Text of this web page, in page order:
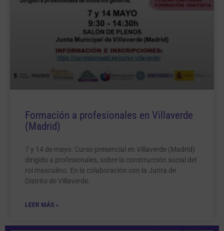
Formación a profesionales en Villaverde
(Madrid)
7 y 14 de mayo: Curso presencial en Villaverde (Madrid)
dirigido a profesionales, sobre la construcción social del
rol masculino. En la colaboración con la Junta de
Distrito de Villaverde.
LEER MÁS »